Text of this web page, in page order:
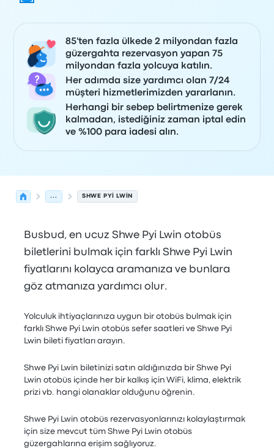
85'ten fazla ülkede 2 milyondan fazla
güzergahta rezervasyon yapan 75
milyondan fazla yolcuya katılın.
Her adımda size yardımcı olan 7/24
müşteri hizmetlerimizden yararlanın.
Herhangi bir sebep belirtmenize gerek
kalmadan, istediğiniz zaman iptal edin
ve %100 para iadesi alın.
... SHWE PYI LWIN
Busbud, en ucuz Shwe Pyi Lwin otobüs
biletlerini bulmak için farklı Shwe Pyi Lwin
fiyatlarını kolayca aramanıza ve bunlara
göz atmanıza yardımcı olur.
Yolculuk ihtiyaçlarınıza uygun bir otobüs bulmak için
farklı Shwe Pyi Lwin otobüs sefer saatleri ve Shwe Pyi
Lwin bileti fiyatları arayın.
Shwe Pyi Lwin biletinizi satın aldığınızda bir Shwe Pyi
Lwin otobüs içinde her bir kalkış için WiFi, klima, elektrik
prizi vb. hangi olanaklar olduğunu öğrenin.
Shwe Pyi Lwin otobüs rezervasyonlarınızı kolaylaştırmak
için size mevcut tüm Shwe Pyi Lwin otobüs
güzergahlarına erişim sağlıyoruz.